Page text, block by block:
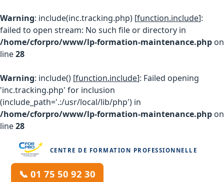
Warning: include(inc.tracking.php) [function.include]:
failed to open stream: No such file or directory in
/home/cforpro/www/lp-formation-maintenance.php on
line28
Warning: include() [function.include]: Failed opening
'inc.tracking.php' for inclusion
(include_path='.:/usr/local/lib/php') in
/home/cforpro/www/lp-formation-maintenance.php on
line28
CENTRE DE FORMATION PROFESSIONNELLE
📞 01 75 50 92 30